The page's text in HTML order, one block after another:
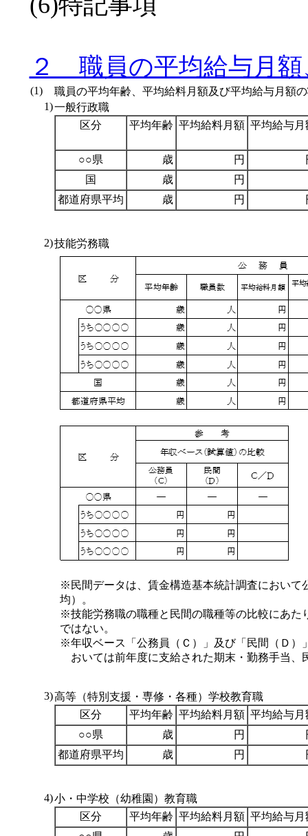
２ 職員の平均給与月額
(1)
職員の平均年齢、平均給料月額及び平均給与月額
1)一般行政職
区分
平均年齢 平均給料月額 平均給与月
○○県 歳 円
国
歳 円
都道府県平均
歳 円
2)技能労務職
※民間データは、賃金構造基本統計調査におい
均）。
※技能労務職の職種と民間の職種等の比較にあた
ではない。
※年収ベース「公務員（Ｃ）」及び「民間（Ｄ）
おいては前年度に支給された期末・勤務手当
3)高等（特別支援・専修・各種）学校教育職
区分
平均年齢 平均給料月額 平均給与月
○○県
歳 円
都道府県平均
歳 円
4)小・中学校（幼稚園）教育職
区分
平均年齢 平均給料月額 平均給与月